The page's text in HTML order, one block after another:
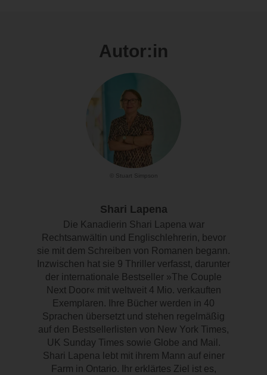
Autor:in
© Stuart Simpson
Shari Lapena
Die Kanadierin Shari Lapena war
Rechtsanwältin und Englischlehrerin, bevor
sie mit dem Schreiben von Romanen begann.
Inzwischen hat sie 9 Thriller verfasst, darunter
der internationale Bestseller »The Couple
Next Door« mit weltweit 4 Mio. verkauften
Exemplaren. Ihre Bücher werden in 40
Sprachen übersetzt und stehen regelmäßig
auf den Bestsellerlisten von New York Times,
UK Sunday Times sowie Globe and Mail.
Shari Lapena lebt mit ihrem Mann auf einer
Farm in Ontario. Ihr erklärtes Ziel ist es,